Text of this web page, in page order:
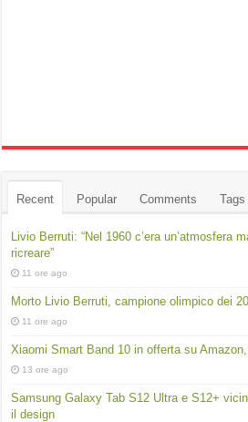
Recent Popular Comments Tags
Livio Berruti: “Nel 1960 c’era un’atmosfera
ricreare”
11 ore ago
Morto Livio Berruti, campione olimpico dei
11 ore ago
Xiaomi Smart Band 10 in offerta su
13 ore ago
Samsung Galaxy Tab S12 Ultra e S12+
il design